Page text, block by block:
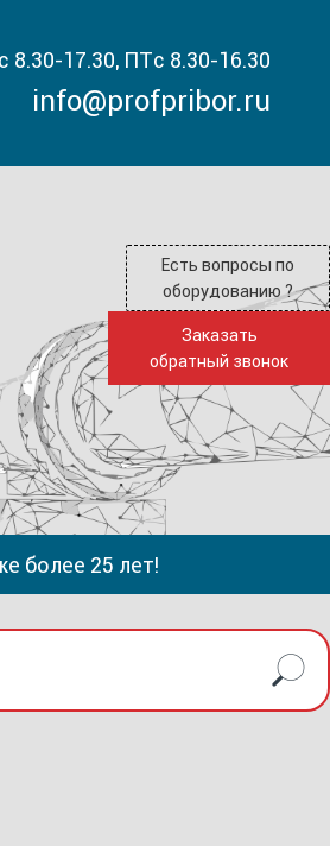
17.30, ПТс 8.30-16.30
info@profpribor.ru
Есть вопросы по
оборудованию ?
Заказать
обратный звонок
более 25 лет!